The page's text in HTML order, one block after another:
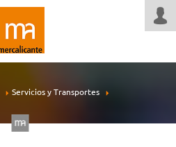
Servicios y Transportes